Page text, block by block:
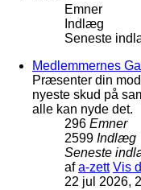
Emner
Indlæg
Seneste
Medlemmernes
Præsenter din
nyeste skud på
alle kan nyde det.
296 Emner
2599 Indlæg
Seneste
afa-zett Vis
22 jul 2026,